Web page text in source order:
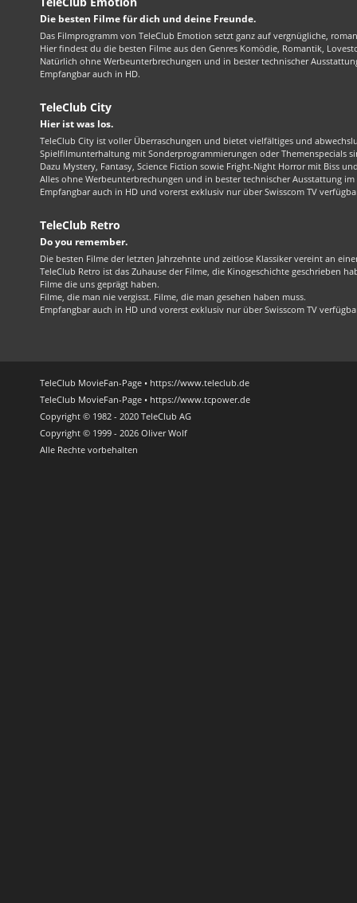
Die besten Filme für dich und deine Freunde.
Das Filmprogramm von TeleClub Emotion setzt ganz auf vergnügliche,
Hier findest du die besten Filme aus den Genres Komödie, Romantik,
Natürlich ohne Werbeunterbrechungen und in bester technischer
Empfangbar auch in HD.
TeleClub City
Hier ist was los.
TeleClub City ist voller Überraschungen und bietet vielfältiges und
Spielfilmunterhaltung mit Sonderprogrammierungen oder Themenspecials
Dazu Mystery, Fantasy, Science Fiction sowie Fright-Night Horror mit Biss
Alles ohne Werbeunterbrechungen und in bester technischer Ausstattung
Empfangbar auch in HD und vorerst exklusiv nur über Swisscom TV
TeleClub Retro
Do you remember.
Die besten Filme der letzten Jahrzehnte und zeitlose Klassiker vereint an
TeleClub Retro ist das Zuhause der Filme, die Kinogeschichte geschrieben
Filme die uns geprägt haben.
Filme, die man nie vergisst. Filme, die man gesehen haben muss.
Empfangbar auch in HD und vorerst exklusiv nur über Swisscom TV
TeleClub MovieFan-Page • https://www.teleclub.de
TeleClub MovieFan-Page • https://www.tcpower.de
Copyright © 1982 - 2020 TeleClub AG
Copyright © 1999 - 2026 Oliver Wolf
Alle Rechte vorbehalten